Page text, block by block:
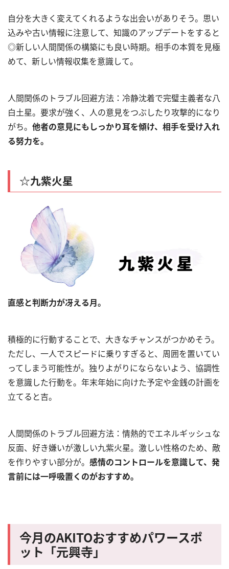
自分を大きく変えてくれるような出会いがありそう。思い
込みや古い情報に注意して、知識のアップデートをすると
◎新しい人間関係の構築にも良い時期。相手の本質を見極
めて、新しい情報収集を意識して。
人間関係のトラブル回避方法：冷静沈着で完璧主義者な八
白土星。要求が強く、人の意見をつぶしたり攻撃的になり
がち。 他者の意見にもしっかり耳を傾け、相手を受け入れ
る努力を。
☆九紫火星
直感と判断力が冴える月。
積極的に行動することで、大きなチャンスがつかめそう。
ただし、一人でスピードに乗りすぎると、周囲を置いてい
ってしまう可能性が。独りよがりにならないよう、協調性
を意識した行動を。年末年始に向けた予定や金銭の計画を
立てると吉。
人間関係のトラブル回避方法：情熱的でエネルギッシュな
反面、好き嫌いが激しい九紫火星。激しい性格のため、敵
を作りやすい部分が。 感情のコントロールを意識して、発
言前には一呼吸置くのがおすすめ。
今月のAKITOおすすめパワースポ
ット「元興寺」